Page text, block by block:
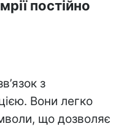
постійно
з
Вони легко
що дозволяє